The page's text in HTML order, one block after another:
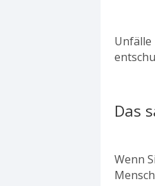
Unfälle
Das
Wenn